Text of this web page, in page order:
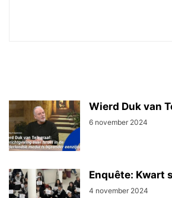
Wierd Duk van
6 november 2024
Enquête: Kwart
4 november 2024